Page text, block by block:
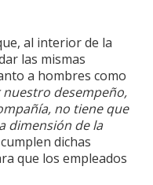
al interior de la
las mismas
a hombres como
nuestro desempeño,
no tiene que
dimensión de la
dichas
que los empleados